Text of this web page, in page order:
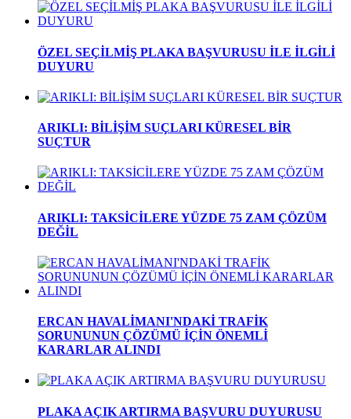
ÖZEL SEÇİLMİŞ PLAKA BAŞVURUSU İLE İLGİLİ
DUYURU
ARIKLI: BİLİŞİM SUÇLARI KÜRESEL BİR
SUÇTUR
ARIKLI: TAKSİCİLERE YÜZDE 75 ZAM ÇÖZÜM
DEĞİL
ERCAN HAVALİMANI'NDAKİ TRAFİK
SORUNUNUN ÇÖZÜMÜ İÇİN ÖNEMLİ
KARARLAR ALINDI
PLAKA AÇIK ARTIRMA BAŞVURU DUYURUSU